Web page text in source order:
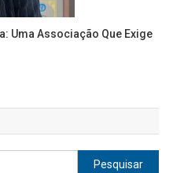
Uma Associação Que Exige
Pesquisar